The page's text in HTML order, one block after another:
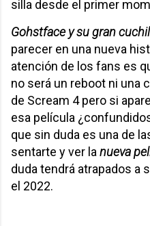
silla desde el primer
Gohstface y su gran
parecer en una nueva
atención de los fans es
no será un reboot ni una
de Scream 4 pero si
esa película
que sin duda es una de
sentarte y ver la nueva
duda tendrá atrapados a
el 2022.